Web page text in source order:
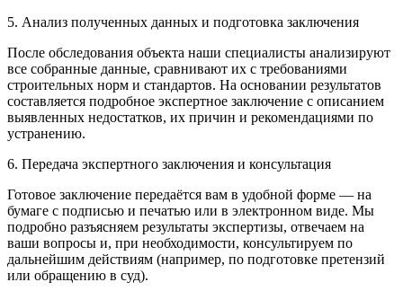
5. Анализ полученных данных и подготовка заключения
После обследования объекта наши специалисты анализируют
все собранные данные, сравнивают их с требованиями
строительных норм и стандартов. На основании результатов
составляется подробное экспертное заключение с описанием
выявленных недостатков, их причин и рекомендациями по
устранению.
6. Передача экспертного заключения и консультация
Готовое заключение передаётся вам в удобной форме — на
бумаге с подписью и печатью или в электронном виде. Мы
подробно разъясняем результаты экспертизы, отвечаем на
ваши вопросы и, при необходимости, консультируем по
дальнейшим действиям (например, по подготовке претензий
или обращению в суд).